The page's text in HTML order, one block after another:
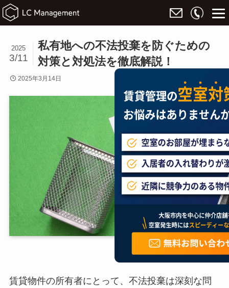
私有地への不法投棄を防ぐための
対策と対処法を徹底解説！
2025
3/11
2025年3月14日
賃貸物件の所有者にとって、不法投棄は深刻な問